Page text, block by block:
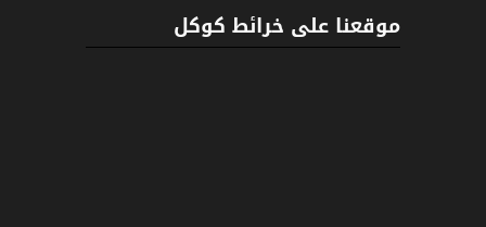
موقعنا على خرائط كوكل